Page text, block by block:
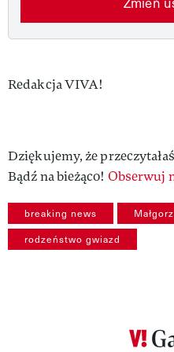
Authors
Redakcja VIVA!
Dziękujemy, że
Bądź na bieżąco! Obserwuj
breaking news
rodzeństwo gwiazd